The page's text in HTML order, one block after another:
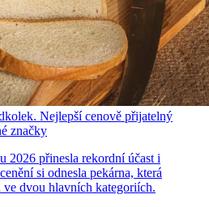
Nejlepší cenově přijatelný
značky
2026 přinesla rekordní účast i
si odnesla pekárna, která
dvou hlavních kategoriích.